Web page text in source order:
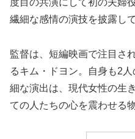
度目の共演にして初の夫婦
繊細な感情の演技を披露して
監督は、短編映画で注目さ
るキム・ドヨン。自身も2
細な演出は、現代女性の生
ての人たちの心を震わせる